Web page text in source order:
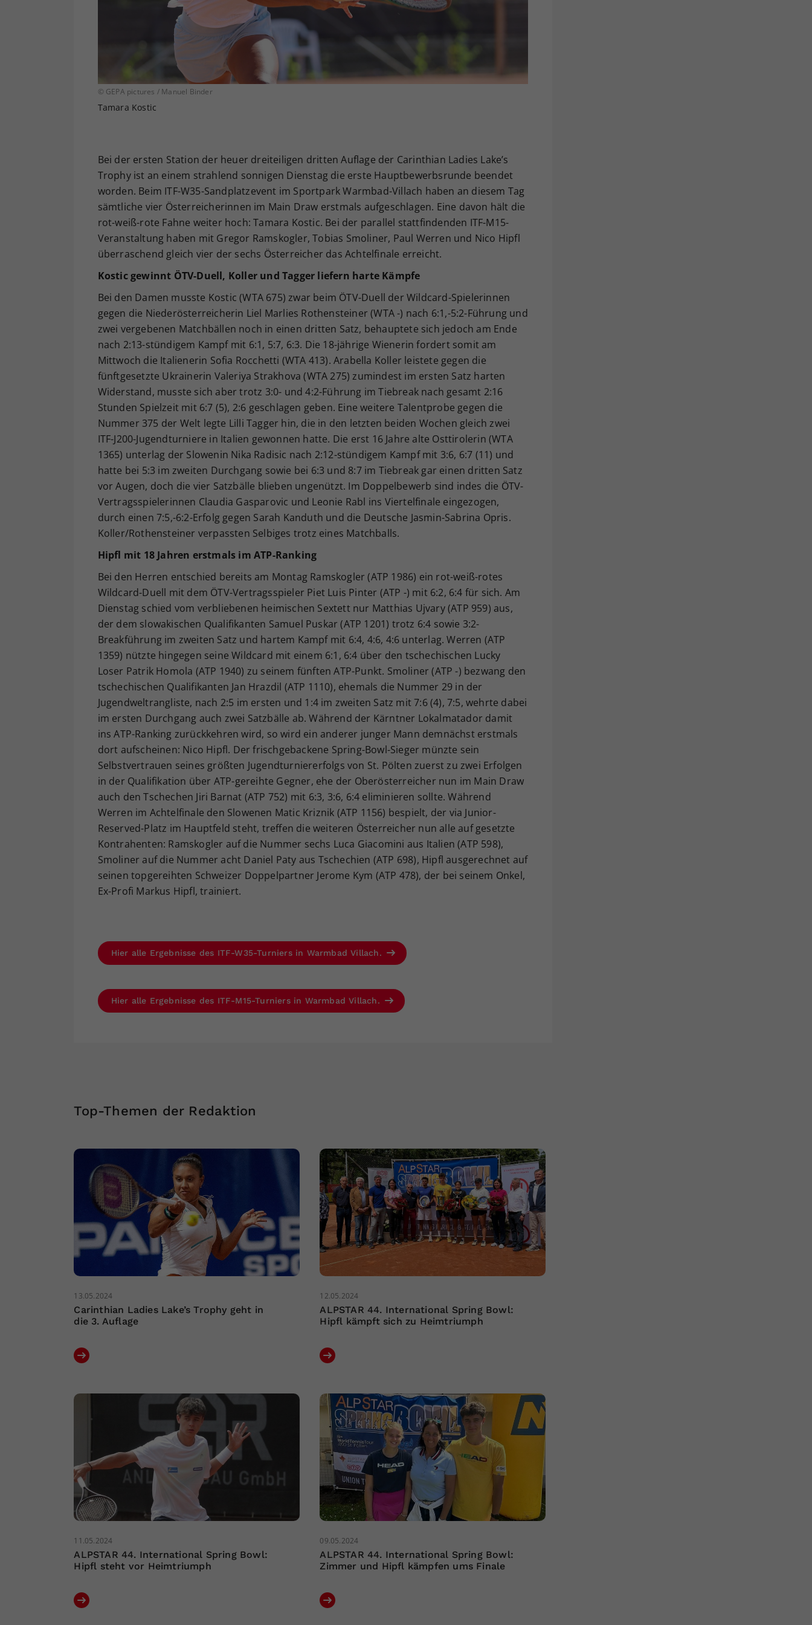
© GEPA pictures / Manuel Binder
Tamara Kostic
Bei der ersten Station der heuer dreiteiligen dritten Auflage der Carinthian Ladies Lake’s
Trophy ist an einem strahlend sonnigen Dienstag die erste Hauptbewerbsrunde beendet
worden. Beim ITF-W35-Sandplatzevent im Sportpark Warmbad-Villach haben an diesem Tag
sämtliche vier Österreicherinnen im Main Draw erstmals aufgeschlagen. Eine davon hält die
rot-weiß-rote Fahne weiter hoch: Tamara Kostic. Bei der parallel stattfindenden ITF-M15-
Veranstaltung haben mit Gregor Ramskogler, Tobias Smoliner, Paul Werren und Nico Hipfl
überraschend gleich vier der sechs Österreicher das Achtelfinale erreicht.
Kostic gewinnt ÖTV-Duell, Koller und Tagger liefern harte Kämpfe
Bei den Damen musste Kostic (WTA 675) zwar beim ÖTV-Duell der Wildcard-Spielerinnen
gegen die Niederösterreicherin Liel Marlies Rothensteiner (WTA -) nach 6:1,-5:2-Führung und
zwei vergebenen Matchbällen noch in einen dritten Satz, behauptete sich jedoch am Ende
nach 2:13-stündigem Kampf mit 6:1, 5:7, 6:3. Die 18-jährige Wienerin fordert somit am
Mittwoch die Italienerin Sofia Rocchetti (WTA 413). Arabella Koller leistete gegen die
fünftgesetzte Ukrainerin Valeriya Strakhova (WTA 275) zumindest im ersten Satz harten
Widerstand, musste sich aber trotz 3:0- und 4:2-Führung im Tiebreak nach gesamt 2:16
Stunden Spielzeit mit 6:7 (5), 2:6 geschlagen geben. Eine weitere Talentprobe gegen die
Nummer 375 der Welt legte Lilli Tagger hin, die in den letzten beiden Wochen gleich zwei
ITF-J200-Jugendturniere in Italien gewonnen hatte. Die erst 16 Jahre alte Osttirolerin (WTA
1365) unterlag der Slowenin Nika Radisic nach 2:12-stündigem Kampf mit 3:6, 6:7 (11) und
hatte bei 5:3 im zweiten Durchgang sowie bei 6:3 und 8:7 im Tiebreak gar einen dritten Satz
vor Augen, doch die vier Satzbälle blieben ungenützt. Im Doppelbewerb sind indes die ÖTV-
Vertragsspielerinnen Claudia Gasparovic und Leonie Rabl ins Viertelfinale eingezogen,
durch einen 7:5,-6:2-Erfolg gegen Sarah Kanduth und die Deutsche Jasmin-Sabrina Opris.
Koller/Rothensteiner verpassten Selbiges trotz eines Matchballs.
Hipfl mit 18 Jahren erstmals im ATP-Ranking
Bei den Herren entschied bereits am Montag Ramskogler (ATP 1986) ein rot-weiß-rotes
Wildcard-Duell mit dem ÖTV-Vertragsspieler Piet Luis Pinter (ATP -) mit 6:2, 6:4 für sich. Am
Dienstag schied vom verbliebenen heimischen Sextett nur Matthias Ujvary (ATP 959) aus,
der dem slowakischen Qualifikanten Samuel Puskar (ATP 1201) trotz 6:4 sowie 3:2-
Breakführung im zweiten Satz und hartem Kampf mit 6:4, 4:6, 4:6 unterlag. Werren (ATP
1359) nützte hingegen seine Wildcard mit einem 6:1, 6:4 über den tschechischen Lucky
Loser Patrik Homola (ATP 1940) zu seinem fünften ATP-Punkt. Smoliner (ATP -) bezwang den
tschechischen Qualifikanten Jan Hrazdil (ATP 1110), ehemals die Nummer 29 in der
Jugendweltrangliste, nach 2:5 im ersten und 1:4 im zweiten Satz mit 7:6 (4), 7:5, wehrte dabei
im ersten Durchgang auch zwei Satzbälle ab. Während der Kärntner Lokalmatador damit
ins ATP-Ranking zurückkehren wird, so wird ein anderer junger Mann demnächst erstmals
dort aufscheinen: Nico Hipfl. Der frischgebackene Spring-Bowl-Sieger münzte sein
Selbstvertrauen seines größten Jugendturniererfolgs von St. Pölten zuerst zu zwei Erfolgen
in der Qualifikation über ATP-gereihte Gegner, ehe der Oberösterreicher nun im Main Draw
auch den Tschechen Jiri Barnat (ATP 752) mit 6:3, 3:6, 6:4 eliminieren sollte. Während
Werren im Achtelfinale den Slowenen Matic Kriznik (ATP 1156) bespielt, der via Junior-
Reserved-Platz im Hauptfeld steht, treffen die weiteren Österreicher nun alle auf gesetzte
Kontrahenten: Ramskogler auf die Nummer sechs Luca Giacomini aus Italien (ATP 598),
Smoliner auf die Nummer acht Daniel Paty aus Tschechien (ATP 698), Hipfl ausgerechnet auf
seinen topgereihten Schweizer Doppelpartner Jerome Kym (ATP 478), der bei seinem Onkel,
Ex-Profi Markus Hipfl, trainiert.
Hier alle Ergebnisse des ITF-W35-Turniers in Warmbad Villach.
Hier alle Ergebnisse des ITF-M15-Turniers in Warmbad Villach.
Top-Themen der Redaktion
13.05.2024
Carinthian Ladies Lake’s Trophy geht in
die 3. Auflage
12.05.2024
ALPSTAR 44. International Spring Bowl:
Hipfl kämpft sich zu Heimtriumph
11.05.2024
ALPSTAR 44. International Spring Bowl:
Hipfl steht vor Heimtriumph
09.05.2024
ALPSTAR 44. International Spring Bowl:
Zimmer und Hipfl kämpfen ums Finale
Ihrer vorgenommen Einstellungen, falls der